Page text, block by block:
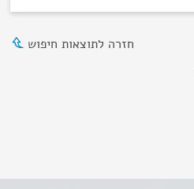
חזרה לתוצאות חיפוש